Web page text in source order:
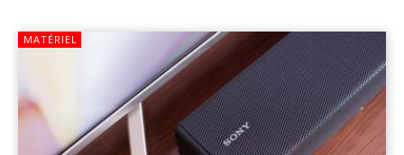
MATÉRIEL